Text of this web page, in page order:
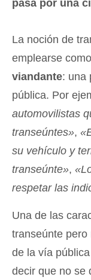
pasa por una
La noción de
emplearse
viandante: una
pública. Por
automovilistas
transeúntes»,
su vehículo y
transeúnte»,
respetar las
Una de las
transeúnte pero
de la vía
decir que no se